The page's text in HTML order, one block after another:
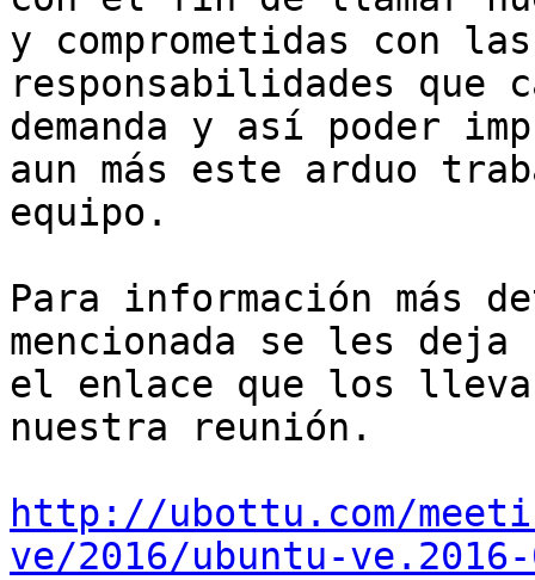
y comprometidas con las
responsabilidades que
demanda y así poder
aun más este arduo
equipo.
Para información más
mencionada se les deja
el enlace que los
nuestra reunión.
http://ubottu.com/
ve/2016/ubuntu-